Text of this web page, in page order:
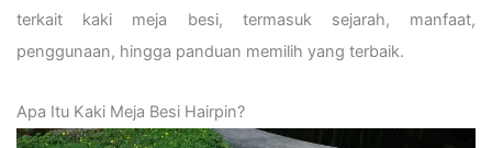
terkait kaki meja besi, termasuk sejarah, manfaat,
penggunaan, hingga panduan memilih yang terbaik.
Apa Itu Kaki Meja Besi Hairpin?